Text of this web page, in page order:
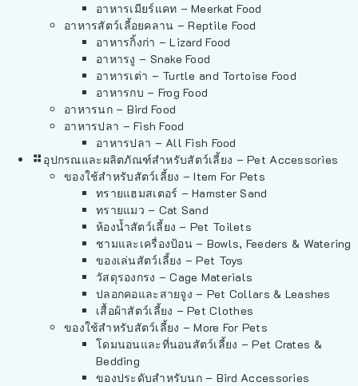
อาหารเมียร์แคท – Meerkat Food
อาหารสัตว์เลี้อยคลาน – Reptile Food
อาหารกิ้งก่า – Lizard Food
อาหารงู – Snake Food
อาหารเต่า – Turtle and Tortoise Food
อาหารกบ – Frog Food
อาหารนก – Bird Food
อาหารปลา – Fish Food
อาหารปลา – All Fish Food
อุปกรณและผลิตภัณฑ์สำหรับสัตว์เลี้ยง – Pet Accessories
ของใช้สำหรับสัตว์เลี้ยง – Item For Pets
ทรายแฮมสเตอร์ – Hamster Sand
ทรายแมว – Cat Sand
ห้องน้ำสัตว์เลี้ยง – Pet Toilets
ชามและเครื่องป้อน – Bowls, Feeders & Watering
ของเล่นสัตว์เลี้ยง – Pet Toys
วัสดุรองกรง – Cage Materials
ปลอกคอและสายจูง – Pet Collars & Leashes
เสื้อผ้าสัตว์เลี้ยง – Pet Clothes
ของใช้สำหรับสัตว์เลี้ยง – More For Pets
โดมนอนและที่นอนสัตว์เลี้ยง – Pet Crates &
Bedding
ของประดับสำหรับนก – Bird Accessories